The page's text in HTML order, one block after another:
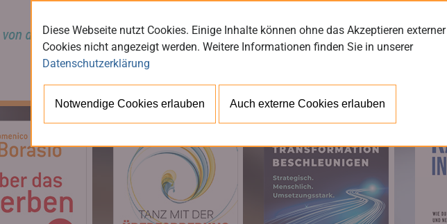
Diese Webseite nutzt Cookies. Einige Inhalte können ohne das Akzeptieren externer
Cookies nicht angezeigt werden. Weitere Informationen finden Sie in unserer
Datenschutzerklärung
Notwendige Cookies erlauben Auch externe Cookies erlauben